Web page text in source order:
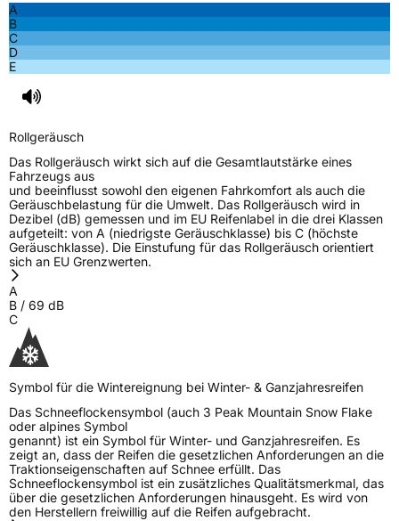
A
B
C
D
E
Rollgeräusch
Das Rollgeräusch wirkt sich auf die Gesamtlautstärke eines
Fahrzeugs aus
und beeinflusst sowohl den eigenen Fahrkomfort als auch die
Geräuschbelastung für die Umwelt. Das Rollgeräusch wird in
Dezibel (dB) gemessen und im EU Reifenlabel in die drei Klassen
aufgeteilt: von A (niedrigste Geräuschklasse) bis C (höchste
Geräuschklasse). Die Einstufung für das Rollgeräusch orientiert
sich an EU Grenzwerten.
A
B / 69 dB
C
Symbol für die Wintereignung bei Winter- & Ganzjahresreifen
Das Schneeflockensymbol (auch 3 Peak Mountain Snow Flake
oder alpines Symbol
genannt) ist ein Symbol für Winter- und Ganzjahresreifen. Es
zeigt an, dass der Reifen die gesetzlichen Anforderungen an die
Traktionseigenschaften auf Schnee erfüllt. Das
Schneeflockensymbol ist ein zusätzliches Qualitätsmerkmal, das
über die gesetzlichen Anforderungen hinausgeht. Es wird von
den Herstellern freiwillig auf die Reifen aufgebracht.